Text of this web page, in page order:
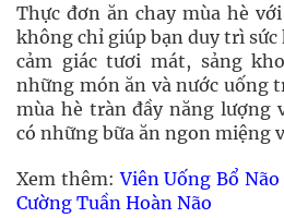
Thực đơn ăn chay mùa hè
không chỉ giúp bạn duy trì sức
cảm giác tươi mát, sảng
những món ăn và nước uống
mùa hè tràn đầy năng lượng
có những bữa ăn ngon miệng
Xem thêm:Viên Uống Bổ
Cường Tuần Hoàn Não